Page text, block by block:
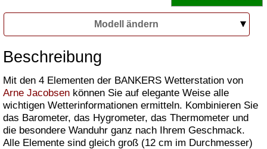
Modell ändern
Beschreibung
Mit den 4 Elementen der BANKERS Wetterstation von
Arne Jacobsen können Sie auf elegante Weise alle
wichtigen Wetterinformationen ermitteln. Kombinieren Sie
das Barometer, das Hygrometer, das Thermometer und
die besondere Wanduhr ganz nach Ihrem Geschmack.
Alle Elemente sind gleich groß (12 cm im Durchmesser)